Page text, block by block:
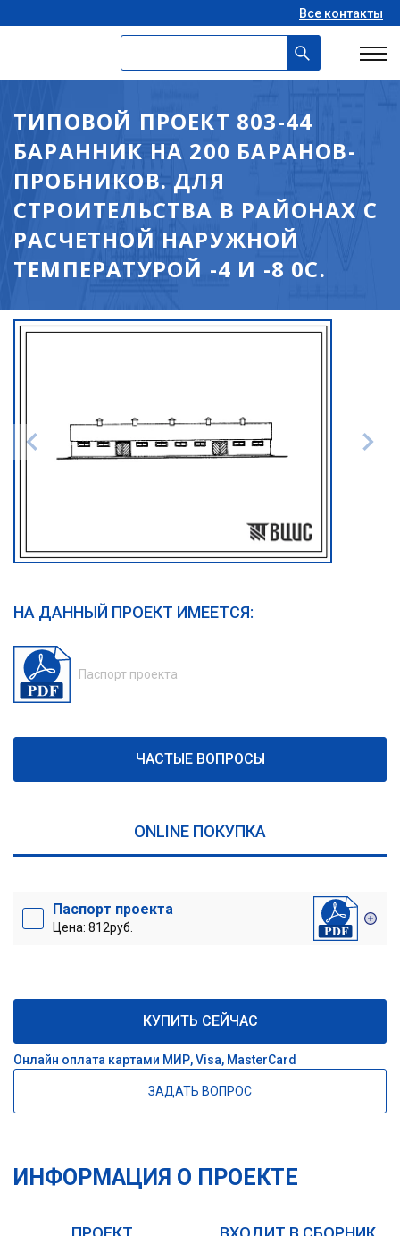
Все контакты
ТИПОВОЙ ПРОЕКТ 803-44
БАРАННИК НА 200 БАРАНОВ-
ПРОБНИКОВ. ДЛЯ
СТРОИТЕЛЬСТВА В РАЙОНАХ С
РАСЧЕТНОЙ НАРУЖНОЙ
ТЕМПЕРАТУРОЙ -4 И -8 0С.
НА ДАННЫЙ ПРОЕКТ ИМЕЕТСЯ:
Паспорт проекта
ЧАСТЫЕ ВОПРОСЫ
ONLINE ПОКУПКА
Паспорт проекта
Цена: 812руб.
КУПИТЬ СЕЙЧАС
Онлайн оплата картами МИР, Visa, MasterCard
ЗАДАТЬ ВОПРОС
ИНФОРМАЦИЯ О ПРОЕКТЕ